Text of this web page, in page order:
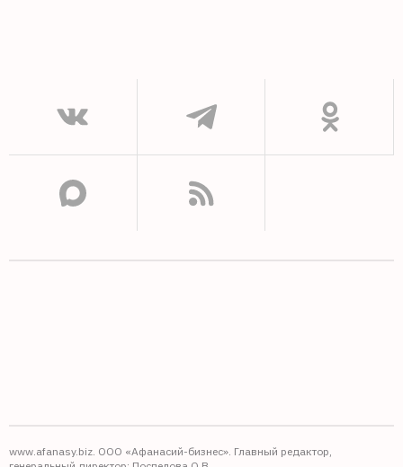
www.afanasy.biz. ООО «Афанасий-бизнес». Главный редактор,